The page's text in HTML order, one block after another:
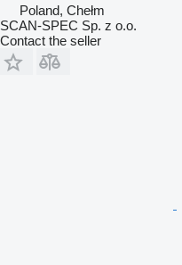
Poland, Chełm
SCAN-SPEC Sp. z o.o.
Contact the seller